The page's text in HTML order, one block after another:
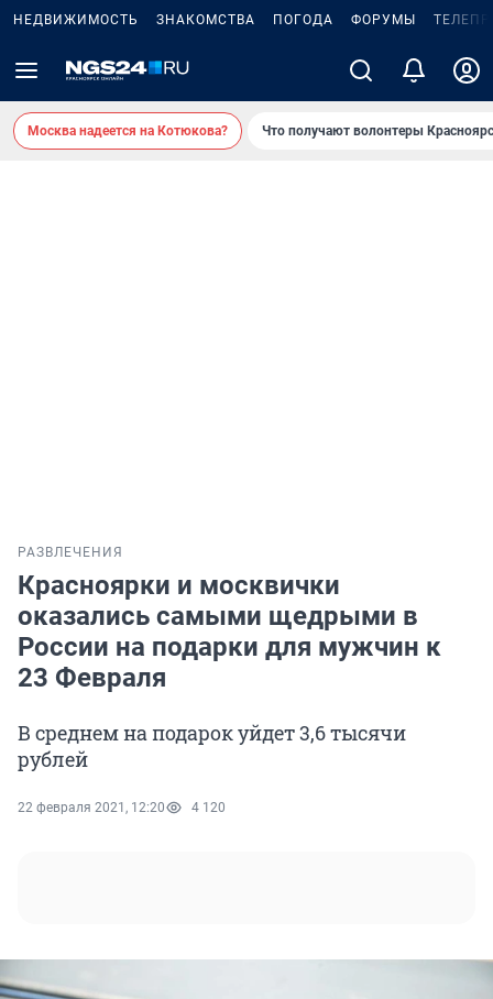
НЕДВИЖИМОСТЬ ЗНАКОМСТВА ПОГОДА ФОРУМЫ
Москва надеется на Котюкова? Что получают волонтеры
РАЗВЛЕЧЕНИЯ
Красноярки и москвички
оказались самыми щедрыми в
России на подарки для мужчин к
23 Февраля
В среднем на подарок уйдет 3,6 тысячи
рублей
22 февраля 2021, 12:20 4 120